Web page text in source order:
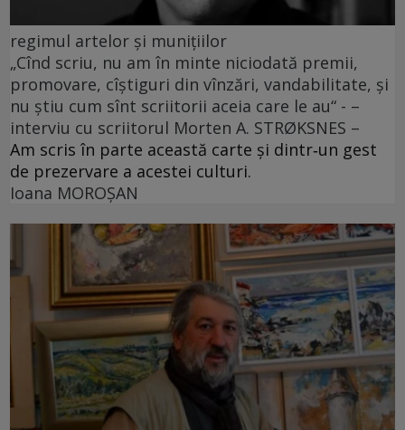
regimul artelor și munițiilor
„Cînd scriu, nu am în minte niciodată premii,
promovare, cîștiguri din vînzări, vandabilitate, și
nu știu cum sînt scriitorii aceia care le au“ - –
interviu cu scriitorul Morten A. STRØKSNES –
Am scris în parte această carte și dintr‑un gest
de prezervare a acestei culturi.
Ioana MOROȘAN